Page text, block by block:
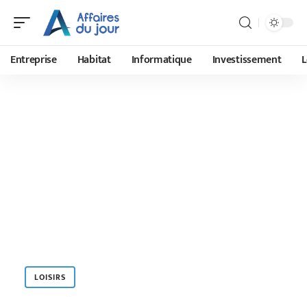
Entreprise Habitat Informatique Investissement
LOISIRS